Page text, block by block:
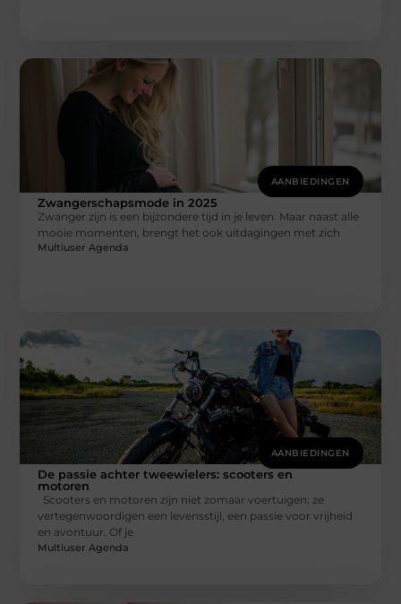
AANBIEDINGEN
Zwangerschapsmode in 2025
Zwanger zijn is een bijzondere tijd in je leven. Maar naast alle
mooie momenten, brengt het ook uitdagingen met zich
Multiuser Agenda
AANBIEDINGEN
De passie achter tweewielers: scooters en
motoren
Scooters en motoren zijn niet zomaar voertuigen; ze
vertegenwoordigen een levensstijl, een passie voor vrijheid
en avontuur. Of je
Multiuser Agenda